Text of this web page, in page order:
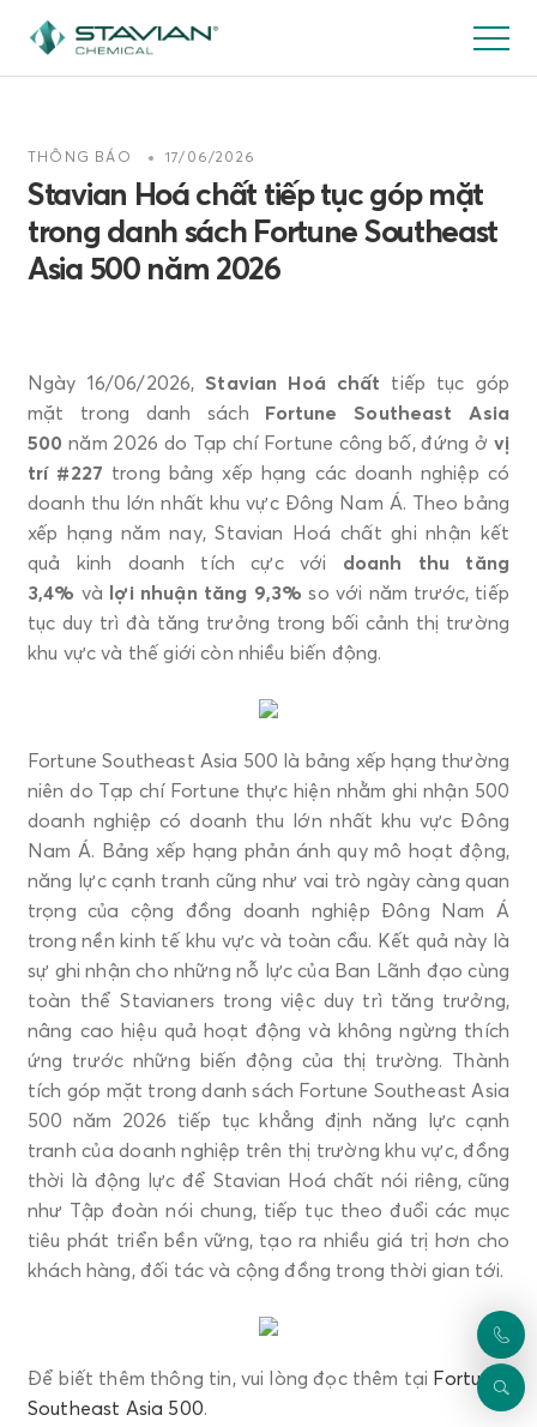
Nhảy
đến
nội
THÔNG BÁO 17/06/2026
Stavian Hoá chất tiếp tục góp mặt
trong danh sách Fortune Southeast
Asia 500 năm 2026
Ngày 16/06/2026, Stavian Hoá chất tiếp tục góp
mặt trong danh sách Fortune Southeast Asia
500năm 2026 do Tạp chí Fortune công bố, đứng ở vị
trí #227 trong bảng xếp hạng các doanh nghiệp có
doanh thu lớn nhất khu vực Đông Nam Á. Theo bảng
xếp hạng năm nay, Stavian Hoá chất ghi nhận kết
quả kinh doanh tích cực với doanh thu tăng
3,4% và lợi nhuận tăng 9,3% so với năm trước, tiếp
tục duy trì đà tăng trưởng trong bối cảnh thị trường
khu vực và thế giới còn nhiều biến động.
Fortune Southeast Asia 500 là bảng xếp hạng thường
niên do Tạp chí Fortune thực hiện nhằm ghi nhận 500
doanh nghiệp có doanh thu lớn nhất khu vực Đông
Nam Á. Bảng xếp hạng phản ánh quy mô hoạt động,
năng lực cạnh tranh cũng như vai trò ngày càng quan
trọng của cộng đồng doanh nghiệp Đông Nam Á
trong nền kinh tế khu vực và toàn cầu. Kết quả này là
sự ghi nhận cho những nỗ lực của Ban Lãnh đạo cùng
toàn thể Stavianers trong việc duy trì tăng trưởng,
nâng cao hiệu quả hoạt động và không ngừng thích
ứng trước những biến động của thị trường. Thành
tích góp mặt trong danh sách Fortune Southeast Asia
500 năm 2026 tiếp tục khẳng định năng lực cạnh
tranh của doanh nghiệp trên thị trường khu vực, đồng
thời là động lực để Stavian Hoá chất nói riêng, cũng
như Tập đoàn nói chung, tiếp tục theo đuổi các mục
tiêu phát triển bền vững, tạo ra nhiều giá trị hơn cho
khách hàng, đối tác và cộng đồng trong thời gian tới.
Để biết thêm thông tin, vui lòng đọc thêm tại Fortune
Southeast Asia 500.